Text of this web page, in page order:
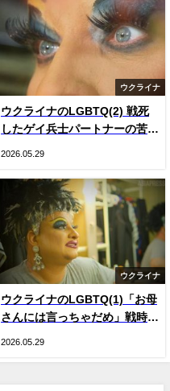
ウクライナ
ウクライナのLGBTQ(2) 戦死
したゲイ兵士パートナーの苦
2026.05.29
ウクライナ
ウクライナのLGBTQ(1)「お母
さんには言っちゃだめ」戦時下
2026.05.29